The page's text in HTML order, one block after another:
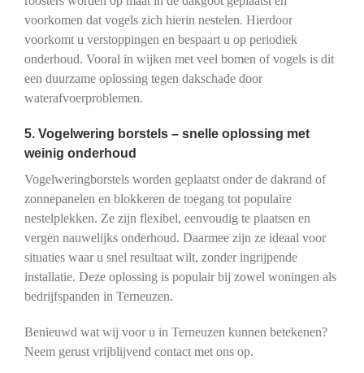
voorkomen dat vogels zich hierin nestelen. Hierdoor
voorkomt u verstoppingen en bespaart u op periodiek
onderhoud. Vooral in wijken met veel bomen of vogels is dit
een duurzame oplossing tegen dakschade door
waterafvoerproblemen.
5. Vogelwering borstels – snelle oplossing met
weinig onderhoud
Vogelweringborstels worden geplaatst onder de dakrand of
zonnepanelen en blokkeren de toegang tot populaire
nestelplekken. Ze zijn flexibel, eenvoudig te plaatsen en
vergen nauwelijks onderhoud. Daarmee zijn ze ideaal voor
situaties waar u snel resultaat wilt, zonder ingrijpende
installatie. Deze oplossing is populair bij zowel woningen als
bedrijfspanden in Terneuzen.
Benieuwd wat wij voor u in Terneuzen kunnen betekenen?
Neem gerust vrijblijvend contact met ons op.